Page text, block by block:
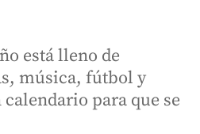
está lleno de
música, fútbol y
para que se